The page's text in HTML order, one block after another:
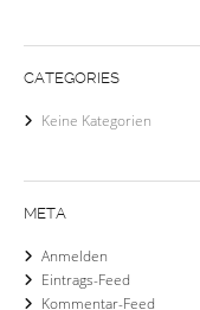
CATEGORIES
Keine Kategorien
META
Anmelden
Eintrags-Feed
Kommentar-Feed